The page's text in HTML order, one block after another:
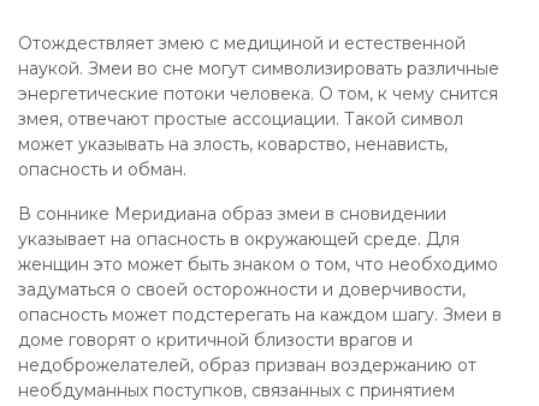
Отождествляет змею с медициной и естественной
наукой. Змеи во сне могут символизировать различные
энергетические потоки человека. О том, к чему снится
змея, отвечают простые ассоциации. Такой символ
может указывать на злость, коварство, ненависть,
опасность и обман.
В соннике Меридиана образ змеи в сновидении
указывает на опасность в окружающей среде. Для
женщин это может быть знаком о том, что необходимо
задуматься о своей осторожности и доверчивости,
опасность может подстерегать на каждом шагу. Змеи в
доме говорят о критичной близости врагов и
недоброжелателей, образ призван воздержанию от
необдуманных поступков, связанных с принятием